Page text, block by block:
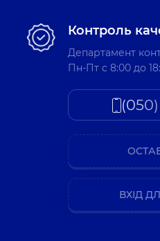
Контроль
Департамент
Пн-Пт c 8:00 до
(050)
ВХІД